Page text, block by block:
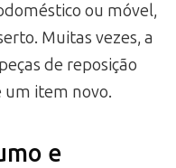
ou móvel,
Muitas vezes, a
de reposição
um item novo.
e